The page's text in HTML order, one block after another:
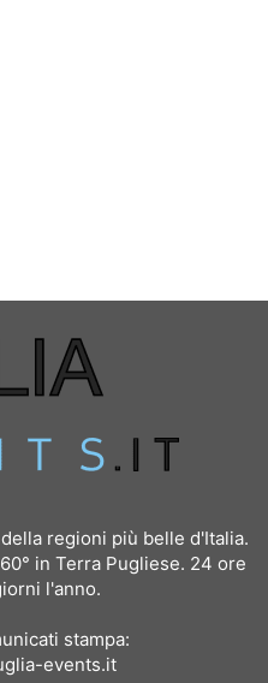
regioni più belle d'Italia.
in Terra Pugliese. 24 ore
l'anno.
stampa:
events.it